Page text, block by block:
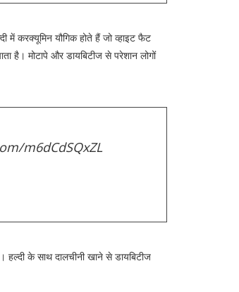
में करक्यूमिन यौगिक होते हैं जो व्हाइट फैट
मोटापे और डायबिटीज से परेशान लोगों
m6dCdSQxZL
के साथ दालचीनी खाने से डायबिटीज